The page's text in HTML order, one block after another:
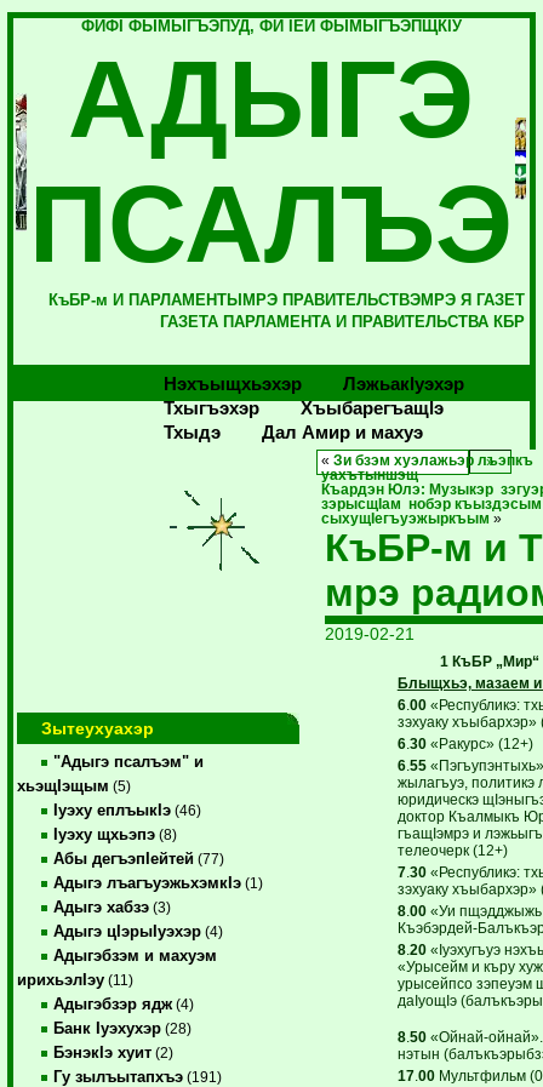
ФИФI ФЫМЫГЪЭПУД, ФИ IЕЙ ФЫМЫГЪЭПЩКIУ
АДЫГЭ
ПСАЛЪЭ
КъБР-м И ПАРЛАМЕНТЫМРЭ ПРАВИТЕЛЬСТВЭМРЭ Я ГАЗЕТ
ГАЗЕТА ПАРЛАМЕНТА И ПРАВИТЕЛЬСТВА КБР
Нэхъыщхьэхэр
Лэжьакlуэхэр
Тхыгъэхэр
Хъыбарегъащlэ
Тхыдэ
Дал Амир и махуэ
Зытеухуахэр
"Адыгэ псалъэм" и
хьэщIэщым (5)
Iуэху еплъыкIэ (46)
Iуэху щхьэпэ (8)
Абы дегъэпIейтей (77)
Адыгэ лъагъуэжьхэмкIэ (1)
Адыгэ хабзэ (3)
Адыгэ цIэрыIуэхэр (4)
Адыгэбзэм и махуэм
ирихьэлIэу (11)
Адыгэбзэр ядж (4)
Банк Iуэхухэр (28)
БэнэкIэ хуит (2)
Гу зылъытапхъэ (191)
«Зи бзэм хуэлажьэр лъэпкъ
уахътыншэщ
Къардэн Юлэ: Музыкэр
зэрысщIам нобэр
сыхущIегъуэжыркъым »
КъБР-м и
мрэ
2019-02-21
1 КъБР „Мир“
Блыщхьэ, мазаем и
6. 00«Республикэ:
зэхуаку хъыбархэр»
6. 30«Ракурс» (12+)
6. 55
жылагъуэ, политикэ
юридическэ
доктор Къалмыкъ
гъащIэмрэ и
телеочерк (12+)
7. 30«Республикэ:
зэхуаку хъыбархэр»
8. 00«Уи
Къэбэрдей-
8. 20«Iуэхугъуэ
«Урысейм и къру
урысейпсо зэпеуэм
даIуощIэ
8. 50«Ойнай-
нэтын
17. 00Мультфильм